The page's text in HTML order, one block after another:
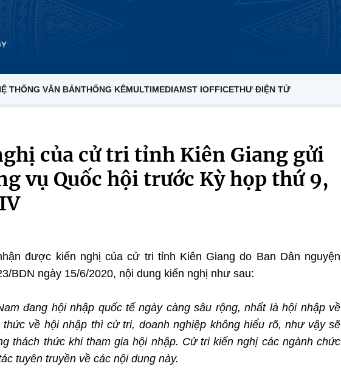
THỐNG VĂN BẢNTHỐNG KÊMULTIMEDIAMST IOFFICETHƯ ĐIỆN TỬ
của cử tri tỉnh Kiên Giang gửi
vụ Quốc hội trước Kỳ họp thứ 9,
được kiến nghị của cử tri tỉnh Kiên Giang do Ban Dân nguyện
BDN ngày 15/6/2020, nội dung kiến nghị như sau:
đang hội nhập quốc tế ngày càng sâu rộng, nhất là hội nhập về
về hội nhập thì cử tri, doanh nghiệp không hiểu rõ, như vậy sẽ
thách thức khi tham gia hội nhập. Cử tri kiến nghị các ngành chức
tuyên truyền về các nội dung này.